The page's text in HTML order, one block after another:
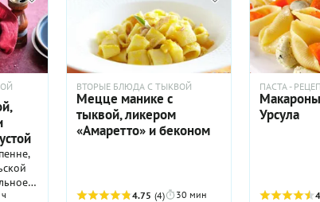
и
ВТОРЫЕ БЛЮДА С ТЫКВОЙ
Мецце манике с
тыквой, ликером
«Амаретто» и беконом
4.75 (4) 30 мин
ПАСТА -
Урсула